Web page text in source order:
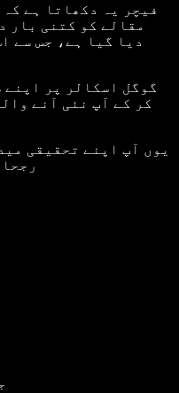
مقالے کو کتنی بار
دیا گیا ہے، جس سے
گوگل اسکالر پر
کر کے آپ نئی آنے
یوں آپ اپنے تحقیقی